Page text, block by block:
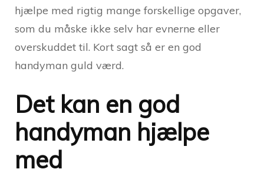
hjælpe med rigtig mange forskellige opgaver,
som du måske ikke selv har evnerne eller
overskuddet til. Kort sagt så er en god
handyman guld værd.
Det kan en god
handyman hjælpe
med